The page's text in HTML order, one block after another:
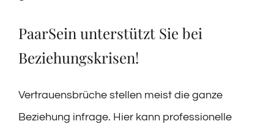
PaarSein unterstützt Sie bei
Beziehungskrisen!
Vertrauensbrüche stellen meist die ganze
Beziehung infrage. Hier kann professionelle